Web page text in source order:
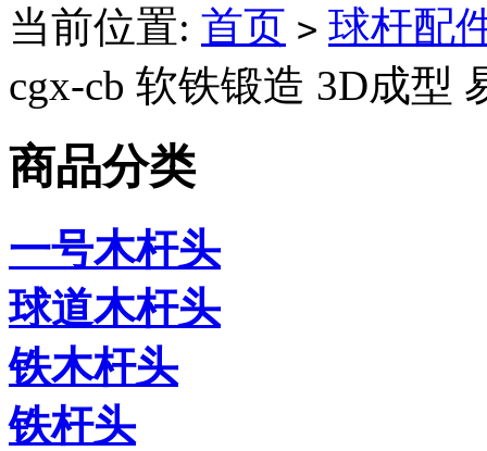
当前位置: 首页 > 球杆配
cgx-cb 软铁锻造 3D成型
商品分类
一号木杆头
球道木杆头
铁木杆头
铁杆头